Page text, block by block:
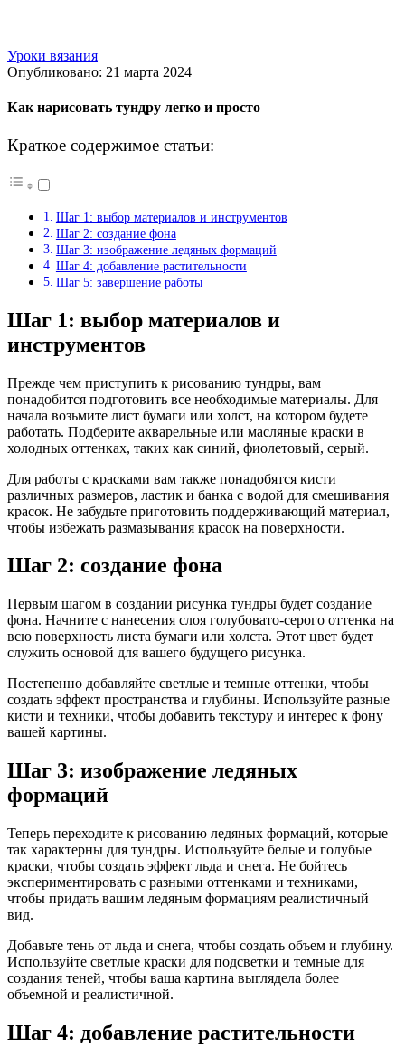
Уроки вязания
Опубликовано: 21 марта 2024
Как нарисовать тундру легко и просто
Краткое содержимое статьи:
Шаг 1: выбор материалов и инструментов
Шаг 2: создание фона
Шаг 3: изображение ледяных формаций
Шаг 4: добавление растительности
Шаг 5: завершение работы
Шаг 1: выбор материалов и
инструментов
Прежде чем приступить к рисованию тундры, вам
понадобится подготовить все необходимые материалы. Для
начала возьмите лист бумаги или холст, на котором будете
работать. Подберите акварельные или масляные краски в
холодных оттенках, таких как синий, фиолетовый, серый.
Для работы с красками вам также понадобятся кисти
различных размеров, ластик и банка с водой для смешивания
красок. Не забудьте приготовить поддерживающий материал,
чтобы избежать размазывания красок на поверхности.
Шаг 2: создание фона
Первым шагом в создании рисунка тундры будет создание
фона. Начните с нанесения слоя голубовато-серого оттенка на
всю поверхность листа бумаги или холста. Этот цвет будет
служить основой для вашего будущего рисунка.
Постепенно добавляйте светлые и темные оттенки, чтобы
создать эффект пространства и глубины. Используйте разные
кисти и техники, чтобы добавить текстуру и интерес к фону
вашей картины.
Шаг 3: изображение ледяных
формаций
Теперь переходите к рисованию ледяных формаций, которые
так характерны для тундры. Используйте белые и голубые
краски, чтобы создать эффект льда и снега. Не бойтесь
экспериментировать с разными оттенками и техниками,
чтобы придать вашим ледяным формациям реалистичный
вид.
Добавьте тень от льда и снега, чтобы создать объем и глубину.
Используйте светлые краски для подсветки и темные для
создания теней, чтобы ваша картина выглядела более
объемной и реалистичной.
Шаг 4: добавление растительности